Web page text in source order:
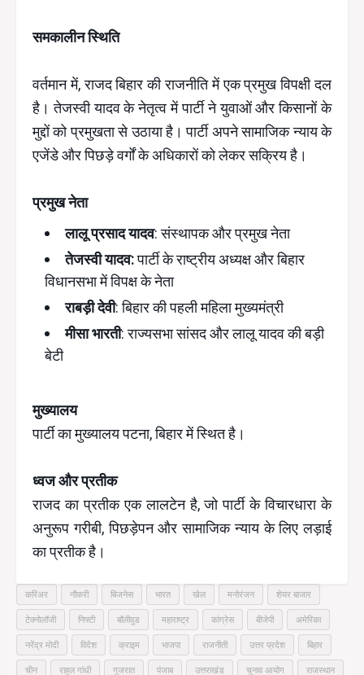
समकालीन स्थिति
वर्तमान में, राजद बिहार की राजनीति में एक प्रमुख विपक्षी दल
है। तेजस्वी यादव के नेतृत्व में पार्टी ने युवाओं और किसानों के
मुद्दों को प्रमुखता से उठाया है। पार्टी अपने सामाजिक न्याय के
एजेंडे और पिछड़े वर्गों के अधिकारों को लेकर सक्रिय है।
प्रमुख नेता
लालू प्रसाद यादव: संस्थापक और प्रमुख नेता
तेजस्वी यादव:पार्टी के राष्ट्रीय अध्यक्ष और बिहार
विधानसभा में विपक्ष के नेता
राबड़ी देवी: बिहार की पहली महिला मुख्यमंत्री
मीसा भारती: राज्यसभा सांसद और लालू यादव की बड़ी
बेटी
मुख्यालय
पार्टी का मुख्यालय पटना, बिहार में स्थित है।
ध्वज और प्रतीक
राजद का प्रतीक एक लालटेन है, जो पार्टी के विचारधारा के
अनुरूप गरीबी, पिछड़ेपन और सामाजिक न्याय के लिए लड़ाई
का प्रतीक है।
करिअर नौकरी बिजनेस भारत खेल मनोरंजन शेयर बाजार
टेक्नोलॉजी निफ्टी बॉलीवुड महाराष्ट्र कांग्रेस बीजेपी अमेरिका
नरेंद्र मोदी विदेश क्राइम भाजपा राजनीती उत्तर प्रदेश बिहार
चीन राहुल गांधी गुजरात पंजाब उत्तराखंड चुनाव आयोग राजस्थान